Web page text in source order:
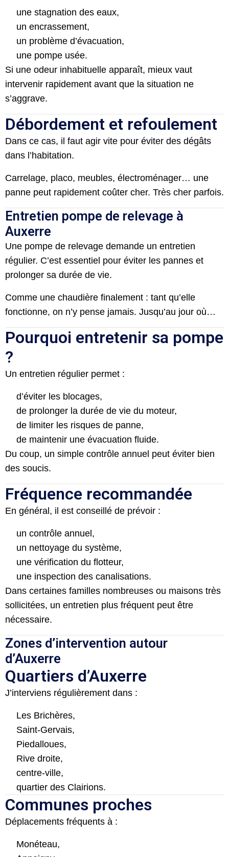
une stagnation des eaux,
un encrassement,
un problème d’évacuation,
une pompe usée.
Si une odeur inhabituelle apparaît, mieux vaut
intervenir rapidement avant que la situation ne
s’aggrave.
Débordement et refoulement
Dans ce cas, il faut agir vite pour éviter des dégâts
dans l’habitation.
Carrelage, placo, meubles, électroménager… une
panne peut rapidement coûter cher. Très cher parfois.
Entretien pompe de relevage à
Auxerre
Une pompe de relevage demande un entretien
régulier. C’est essentiel pour éviter les pannes et
prolonger sa durée de vie.
Comme une chaudière finalement : tant qu’elle
fonctionne, on n’y pense jamais. Jusqu’au jour où…
Pourquoi entretenir sa pompe
?
Un entretien régulier permet :
d’éviter les blocages,
de prolonger la durée de vie du moteur,
de limiter les risques de panne,
de maintenir une évacuation fluide.
Du coup, un simple contrôle annuel peut éviter bien
des soucis.
Fréquence recommandée
En général, il est conseillé de prévoir :
un contrôle annuel,
un nettoyage du système,
une vérification du flotteur,
une inspection des canalisations.
Dans certaines familles nombreuses ou maisons très
sollicitées, un entretien plus fréquent peut être
nécessaire.
Zones d’intervention autour
d’Auxerre
Quartiers d’Auxerre
J’interviens régulièrement dans :
Les Brichères,
Saint-Gervais,
Piedalloues,
Rive droite,
centre-ville,
quartier des Clairions.
Communes proches
Déplacements fréquents à :
Monéteau,